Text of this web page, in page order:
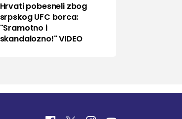
Hrvati pobesneli zbog
srpskog UFC borca:
"Sramotno i
skandalozno!" VIDEO